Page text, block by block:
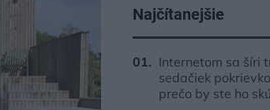
Najčítanejšie
Internetom sa šíri
sedačiek
prečo by ste ho